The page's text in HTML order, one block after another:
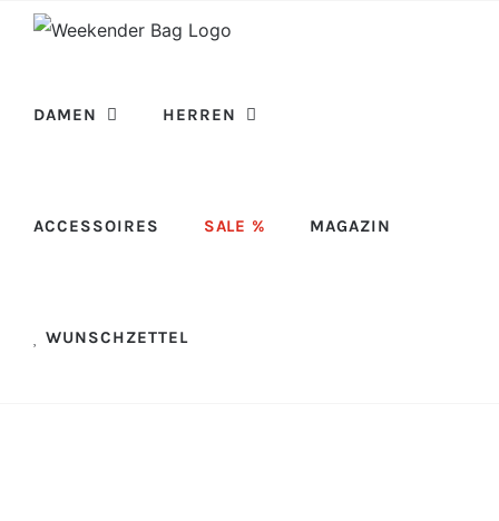
Skip
DAMEN HERREN
ACCESSOIRES SALE % MAGAZIN
WUNSCHZETTEL